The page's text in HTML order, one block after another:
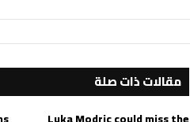
مقالات ذات صلة